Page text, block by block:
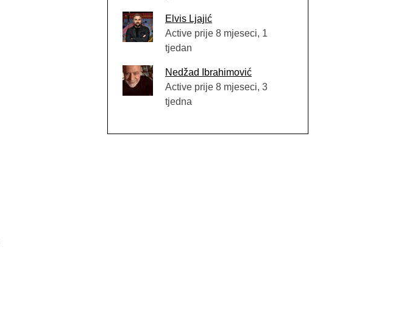
Elvis Ljajić
Active prije 8 mjeseci, 1
tjedan
Nedžad Ibrahimović
Active prije 8 mjeseci, 3
tjedna